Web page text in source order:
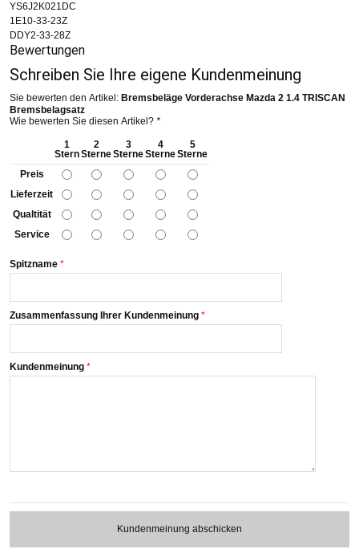
YS6J2K021DC
1E10-33-23Z
DDY2-33-28Z
Bewertungen
Schreiben Sie Ihre eigene Kundenmeinung
Sie bewerten den Artikel: Bremsbeläge Vorderachse Mazda 2 1.4 TRISCAN
Bremsbelagsatz
Wie bewerten Sie diesen Artikel? *
1
Stern
2
Sterne
3
Sterne
4
Sterne
5
Sterne
Preis
Lieferzeit
Qualtität
Service
Spitzname
Zusammenfassung Ihrer Kundenmeinung
Kundenmeinung
Kundenmeinung abschicken